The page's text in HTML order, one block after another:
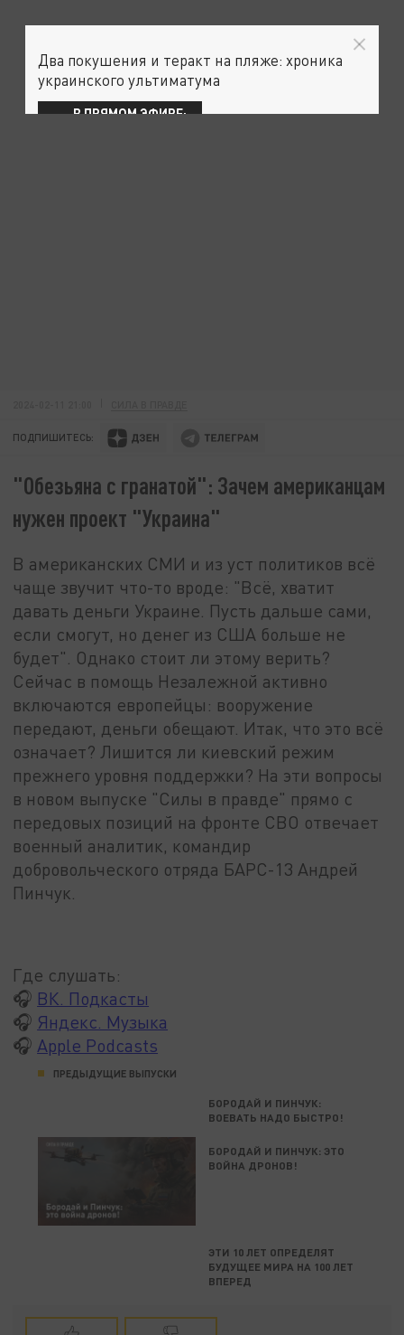
ПОДПИШИТЕСЬ:
"Обезьяна с гранатой": Зачем американцам
нужен проект "Украина"
В американских СМИ и из уст политиков всё
чаще звучит что-то вроде: "Всё, хватит
давать деньги Украине. Пусть дальше сами,
если смогут, но денег из США больше не
будет". Однако стоит ли этому верить?
Сейчас в помощь Незалежной активно
включаются европейцы: вооружение
передают, деньги обещают. Итак, что это всё
означает? Лишится ли киевский режим
прежнего уровня поддержки? На эти вопросы
в новом выпуске "Силы в правде" прямо с
передовых позиций на фронте СВО отвечает
военный аналитик, командир
добровольческого отряда БАРС-13 Андрей
Пинчук.
Где слушать:
🎧 ВК. Подкасты
🎧 Яндекс. Музыка
🎧 Apple Podcasts
ПРЕДЫДУЩИЕ ВЫПУСКИ
БОРОДАЙ И ПИНЧУК:
ВОЕВАТЬ НАДО БЫСТРО!
БОРОДАЙ И ПИНЧУК: ЭТО
ВОЙНА ДРОНОВ!
ЭТИ 10 ЛЕТ ОПРЕДЕЛЯТ
БУДУЩЕЕ МИРА НА 100 ЛЕТ
ВПЕРЕД
Два покушения и теракт на пляже: хроника
украинского ультиматума
В ПРЯМОМ ЭФИРЕ: